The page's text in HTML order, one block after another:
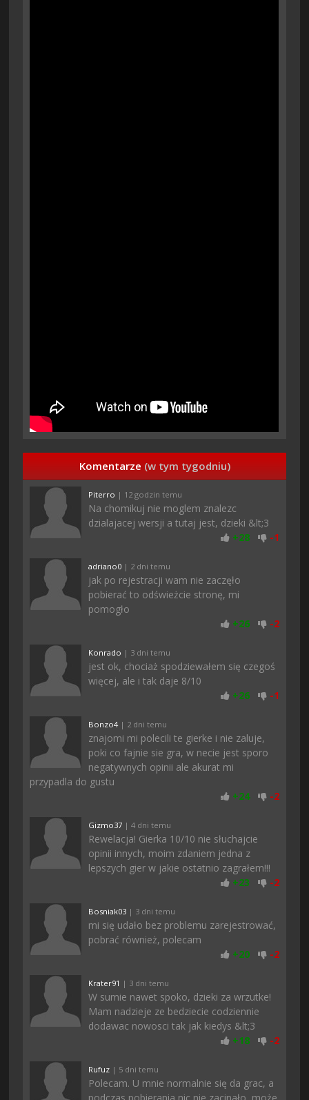
Komentarze (w tym tygodniu)
Piterro | 12 godzin temu
Na chomikuj nie moglem znalezc
dzialajacej wersji a tutaj jest, dzieki &lt;3
+28 -1
adriano0 | 2 dni temu
jak po rejestracji wam nie zaczęło
pobierać to odświeżcie stronę, mi
pomogło
+26 -2
Konrado | 3 dni temu
jest ok, chociaż spodziewałem się czegoś
więcej, ale i tak daje 8/10
+26 -1
Bonzo4| 2 dni temu
znajomi mi polecili te gierke i nie zaluje,
poki co fajnie sie gra, w necie jest sporo
negatywnych opinii ale akurat mi
przypadla do gustu
+24 -2
Gizmo37 | 4 dni temu
Rewelacja! Gierka 10/10 nie słuchajcie
opinii innych, moim zdaniem jedna z
lepszych gier w jakie ostatnio zagrałem!!!
+23 -2
Bosniak03 | 3 dni temu
mi się udało bez problemu zarejestrować,
pobrać również, polecam
+20 -2
Krater91 | 3 dni temu
W sumie nawet spoko, dzieki za wrzutke!
Mam nadzieje ze bedziecie codziennie
dodawac nowosci tak jak kiedys &lt;3
+18 -2
Rufuz | 5 dni temu
Polecam. U mnie normalnie się da grac, a